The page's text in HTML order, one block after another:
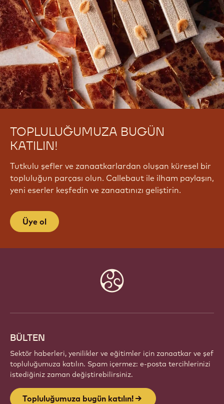
TOPLULUĞUMUZA BUGÜN
KATILIN!
Tutkulu şefler ve zanaatkarlardan oluşan küresel bir
topluluğun parçası olun. Callebaut ile ilham paylaşın,
yeni eserler keşfedin ve zanaatınızı geliştirin.
Üye ol
BÜLTEN
Sektör haberleri, yenilikler ve eğitimler için zanaatkar ve şef
topluluğumuza katılın. Spam içermez: e-posta tercihlerinizi
istediğiniz zaman değiştirebilirsiniz.
Topluluğumuza bugün katılın!